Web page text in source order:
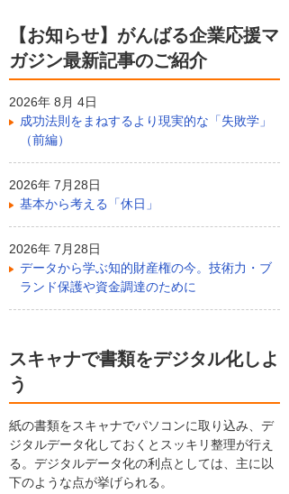
【お知らせ】がんばる企業応援マ
ガジン最新記事のご紹介
2026年 8月 4日
成功法則をまねするより現実的な「失敗学」
（前編）
2026年 7月28日
基本から考える「休日」
2026年 7月28日
データから学ぶ知的財産権の今。技術力・ブ
ランド保護や資金調達のために
スキャナで書類をデジタル化しよ
う
紙の書類をスキャナでパソコンに取り込み、デ
ジタルデータ化しておくとスッキリ整理が行え
る。デジタルデータ化の利点としては、主に以
下のような点が挙げられる。